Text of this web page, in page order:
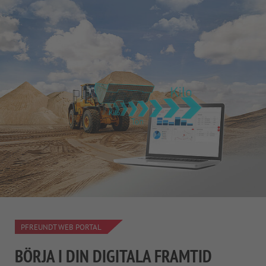
PFREUNDT WEB PORTAL
BÖRJA I DIN DIGITALA FRAMTID